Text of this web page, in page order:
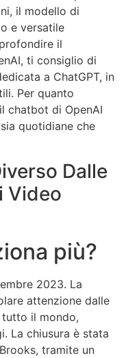
il modello di
e versatile
il
ti consiglio di
a ChatGPT, in
Per quanto
chatbot di OpenAI
quotidiane che
Dalle
Video
più?
2023. La
attenzione dalle
il mondo,
La chiusura è stata
tramite un